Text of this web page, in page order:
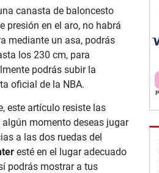
canasta de baloncesto
presión en el aro, no habrá
mediante un asa, podrás
los 230 cm, para
podrás subir la
oficial de la NBA.
este artículo resiste las
momento deseas jugar
a las dos ruedas del
esté en el lugar adecuado
podrás mostrar a tus